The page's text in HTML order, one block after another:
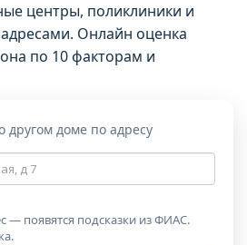
центры, поликлиники и
Онлайн оценка
по 10 факторам и
доме по адресу
— появятся подсказки из ФИАС.